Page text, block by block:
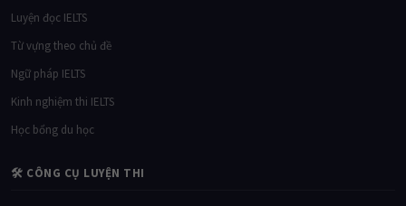
Luyện đọc IELTS
Từ vựng theo chủ đề
Ngữ pháp IELTS
Kinh nghiệm thi IELTS
Học bổng du học
🛠 CÔNG CỤ LUYỆN THI